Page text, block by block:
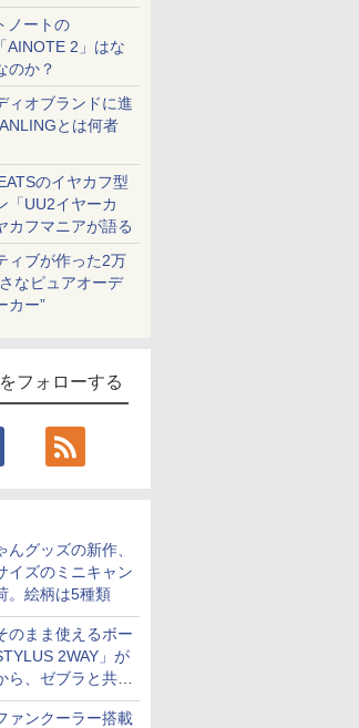
ノートの
AINOTE 2」はな
のか？
ィオブランドに進
とは何者
のイヤカフ型
「UU2イヤーカ
カフマニアが語る
ィブが作った2万
なピュアオーデ
カー”
フォローする
んグッズの新作、
イズのミニキャン
。絵柄は5種類
のまま使えるボー
2WAY」が
ら、ゼブラと共同
ァンクーラー搭載